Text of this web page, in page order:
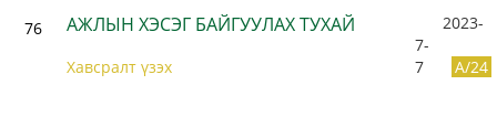
76 АЖЛЫН ХЭСЭГ БАЙГУУЛАХ ТУХАЙ
2023-
7-
7
A/24
Хавсралт үзэх